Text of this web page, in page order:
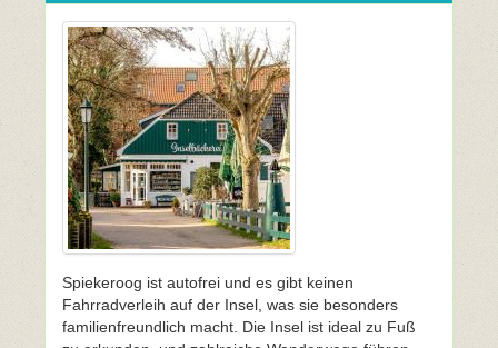
Spiekeroog ist autofrei und es gibt keinen
Fahrradverleih auf der Insel, was sie besonders
familienfreundlich macht. Die Insel ist ideal zu Fuß